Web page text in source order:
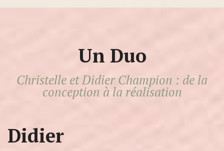
Un Duo
Christelle et Didier Champion : de la
conception à la réalisation
Didier